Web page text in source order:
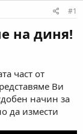
#1
на диня!
част от
Ви
начин за
да измести